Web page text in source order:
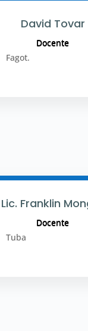
David Tovar
Docente
Fagot.
Lic. Franklin
Docente
Tuba